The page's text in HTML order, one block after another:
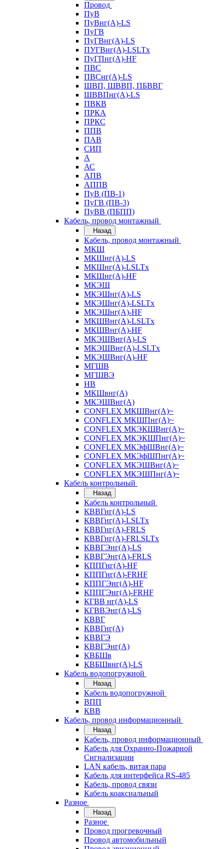
Провод
ПуВ
ПуВнг(А)-LS
ПуГВ
ПуГВнг(А)-LS
ПУГВнг(А)-LSLTx
ПуГПнг(А)-HF
ПВС
ПВСнг(А)-LS
ШВП, ШВВП, ПБВВГ
ШВВПнг(А)-LS
ПВКВ
ПРКА
ПРКС
ППВ
ПАВ
СИП
А
АС
АПВ
АППВ
ПуВ (ПВ-1)
ПуГВ (ПВ-3)
ПуВВ (ПБПП)
Кабель, провод монтажный
Назад
Кабель, провод монтажный
МКШ
МКШнг(А)-LS
МКШнг(А)-LSLTx
МКШнг(А)-HF
МКЭШ
МКЭШнг(А)-LS
МКЭШнг(А)-LSLTx
МКЭШнг(А)-HF
МКШВнг(A)-LSLTx
МКШВнг(А)-HF
МКЭШВнг(А)-LS
МКЭШВнг(A)-LSLTx
МКЭШВнг(А)-HF
МГШВ
МГШВЭ
НВ
МКШвнг(А)
МКЭШВнг(А)
CONFLEX МКШВнг(А)~
CONFLEX МКШПнг(А)~
CONFLEX МКЭКШВнг(А)~
CONFLEX МКЭКШПнг(А)~
CONFLEX МКЭфШВнг(А)~
CONFLEX МКЭфШПнг(А)~
CONFLEX МКЭШВнг(А)~
CONFLEX МКЭШПнг(А)~
Кабель контрольный
Назад
Кабель контрольный
КВВГнг(А)-LS
КВВГнг(А)-LSLTx
КВВГнг(А)-FRLS
КВВГнг(А)-FRLSLTx
КВВГЭнг(А)-LS
КВВГЭнг(А)-FRLS
КППГнг(А)-HF
КППГнг(А)-FRHF
КППГЭнг(А)-HF
КППГЭнг(А)-FRHF
КГВВ нг(А)-LS
КГВВЭнг(А)-LS
КВВГ
КВВГнг(А)
КВВГЭ
КВВГЭнг(А)
КВБШв
КВБШвнг(А)-LS
Кабель водопогружной
Назад
Кабель водопогружной
ВПП
КВВ
Кабель, провод информационный
Назад
Кабель, провод информационный
Кабель для Охранно-Пожарной
Сигнализации
LAN кабель, витая пара
Кабель для интерфейса RS-485
Кабель, провод связи
Кабель коаксиальный
Разное
Назад
Разное
Провод прогревочный
Провод автомобильный